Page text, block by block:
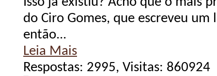
do Ciro Gomes, que escreveu
então...
Leia Mais
Respostas: 2995, Visitas: 860924